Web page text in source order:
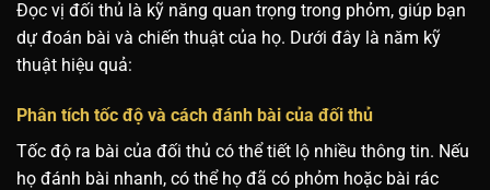
Đọc vị đối thủ là kỹ năng quan trọng trong phỏm, giúp bạn
dự đoán bài và chiến thuật của họ. Dưới đây là năm kỹ
thuật hiệu quả:
Phân tích tốc độ và cách đánh bài của đối thủ
Tốc độ ra bài của đối thủ có thể tiết lộ nhiều thông tin. Nếu
họ đánh bài nhanh, có thể họ đã có phỏm hoặc bài rác